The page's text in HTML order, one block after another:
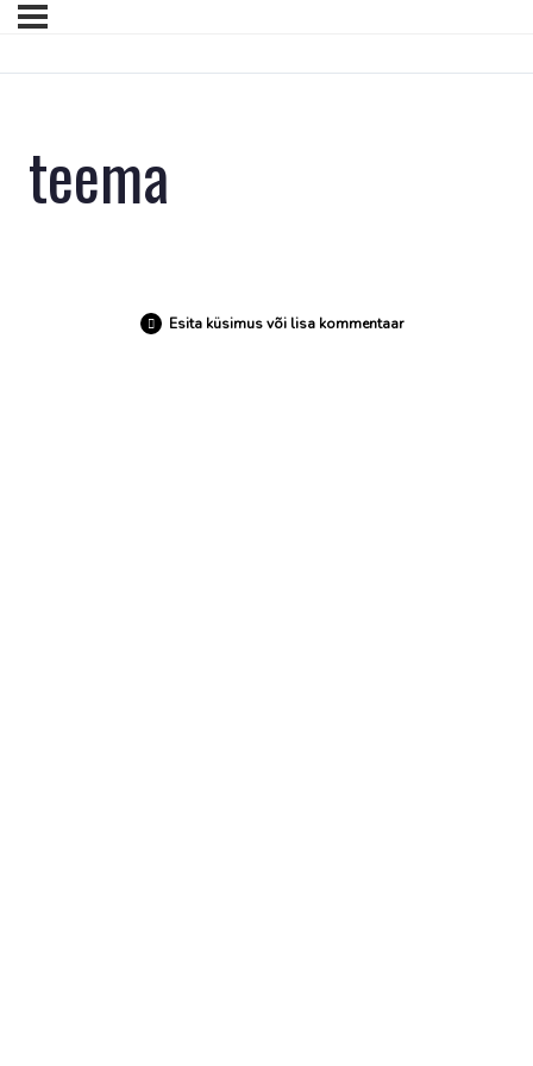
teema
Esita küsimus või lisa kommentaar